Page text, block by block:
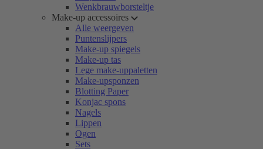
Wenkbrauwborsteltje
Make-up accessoires
Alle weergeven
Puntenslijpers
Make-up spiegels
Make-up tas
Lege make-uppaletten
Make-upsponzen
Blotting Paper
Konjac spons
Nagels
Lippen
Ogen
Sets